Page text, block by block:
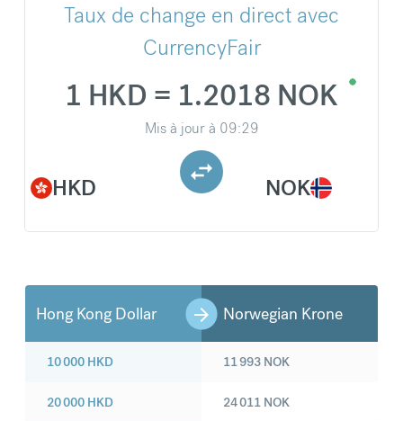
Taux de change en direct avec
CurrencyFair
HKD
1 HKD = 1.2018 NOK
Mis à jour à 09:29
NOK
Hong Kong Dollar Norwegian Krone
10 000 HKD
20 000 HKD
11 993 NOK
24 011 NOK